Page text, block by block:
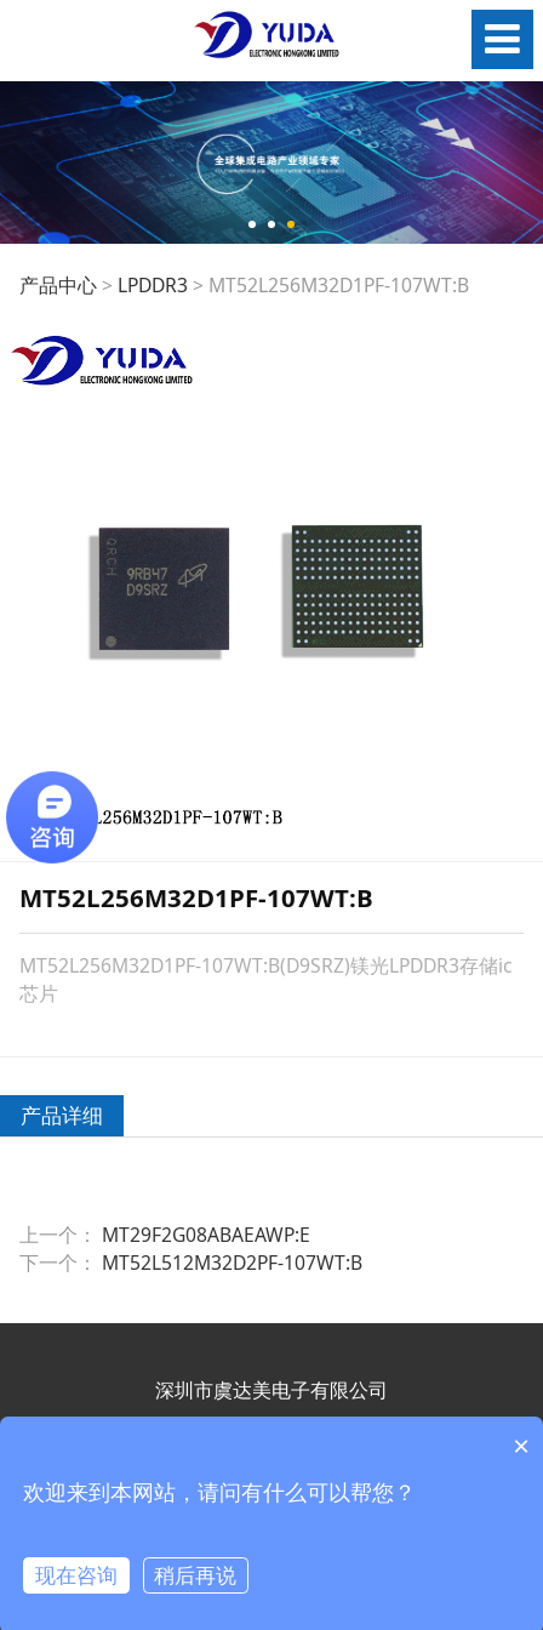
MT52L256M32D1PF-
107WT:B
产品中心> LPDDR3 > MT52L256M32D1PF-107WT:B
MT52L256M32D1PF-107WT:B
MT52L256M32D1PF-107WT:B(D9SRZ)镁光LPDDR3存储ic
芯片
产品详细
上一个： MT29F2G08ABAEAWP:E
下一个： MT52L512M32D2PF-107WT:B
深圳市虞达美电子有限公司
联系电话：15813703312
粤ICP备2023075392号-1
×
欢迎来到本网站，请问有什么可以帮您？
现在咨询 稍后再说